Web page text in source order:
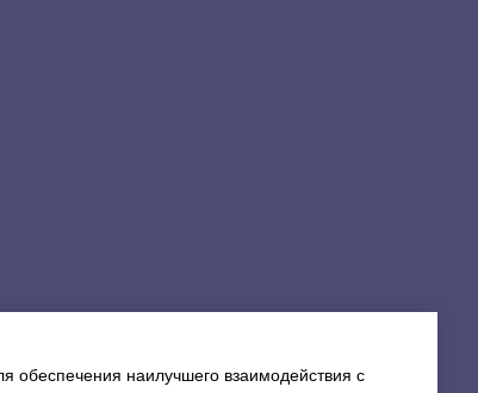
наилучшего взаимодействия с